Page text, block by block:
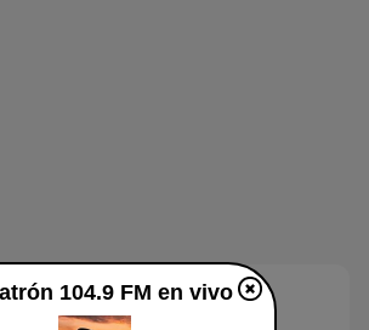
104.9 FM en vivo
104.9 FM en vivo